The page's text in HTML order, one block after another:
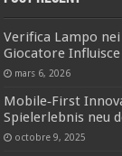
Verifica Lampo
Giocatore
mars 6, 2026
Mobile‑First
Spielerlebnis neu
octobre 9, 2025